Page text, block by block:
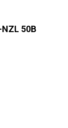
50B